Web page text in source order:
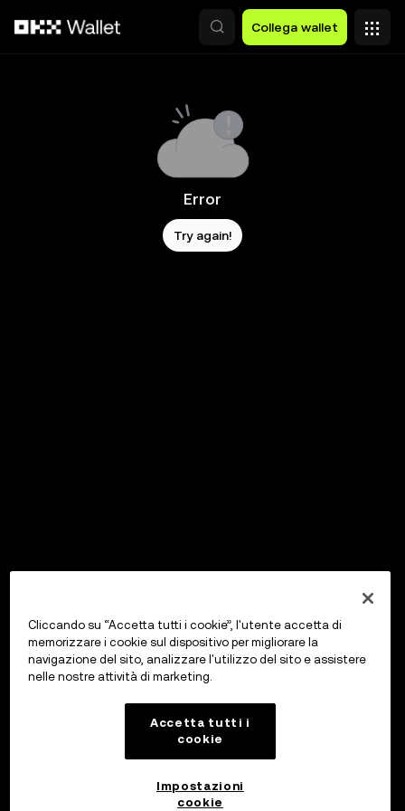
Collega wallet
Error
Try again!
Cliccando su “Accetta tutti i cookie”, l'utente accetta di
memorizzare i cookie sul dispositivo per migliorare la
navigazione del sito, analizzare l'utilizzo del sito e assistere
nelle nostre attività di marketing.
Accetta tutti i
cookie
Impostazioni
cookie